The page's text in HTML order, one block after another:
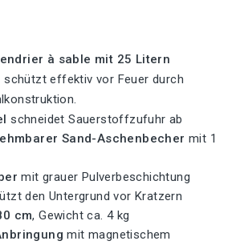
à sable mit 25 Litern
schützt effektiv vor Feuer durch
schneidet Sauerstoffzufuhr ab
Sand-Aschenbecher mit 1
mit grauer Pulverbeschichtung
den Untergrund vor Kratzern
cm, Gewicht ca. 4 kg
mit magnetischem